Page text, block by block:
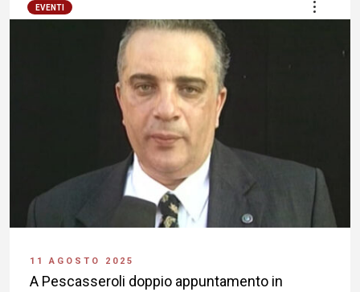
EVENTI
11 AGOSTO 2025
A Pescasseroli doppio appuntamento in